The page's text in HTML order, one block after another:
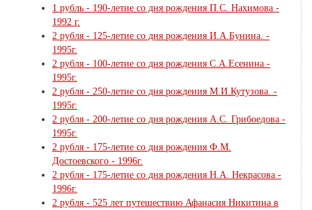
1 рубль - 190-летие со дня рождения П.С. Нахимова -
1992 г.
2 рубля - 125-летие со дня рождения И.А.Бунина. -
1995г.
2 рубля - 100-летие со дня рождения С.А.Есенина -
1995г.
2 рубля - 250-летие со дня рождения М.И.Кутузова. -
1995г.
2 рубля - 200-летие со дня рождения А.С. Грибоедова -
1995г.
2 рубля - 175-летие со дня рождения Ф.М.
Достоевского - 1996г.
2 рубля - 175-летие со дня рождения Н.А. Некрасова -
1996г.
2 рубля - 525 лет путешествию Афанасия Никитина в